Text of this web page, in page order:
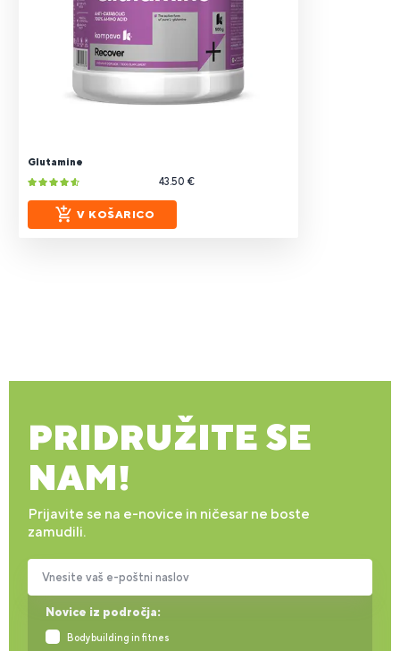
Glutamine
43.50 €
V KOŠARICO
PRIDRUŽITE SE
NAM!
Prijavite se na e-novice in ničesar ne boste
zamudili.
Novice iz področja:
Bodybuilding in fitnes
Vnesite vaš e-poštni naslov